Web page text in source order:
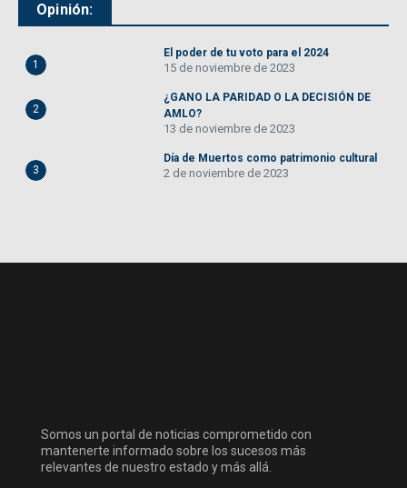
Opinión:
1
El poder de tu voto para el 2024
15 de noviembre de 2023
2
¿GANO LA PARIDAD O LA DECISIÓN DE
AMLO?
13 de noviembre de 2023
3
Día de Muertos como patrimonio cultural
2 de noviembre de 2023
Somos un portal de noticias comprometido con
mantenerte informado sobre los sucesos más
relevantes de nuestro estado y más allá.